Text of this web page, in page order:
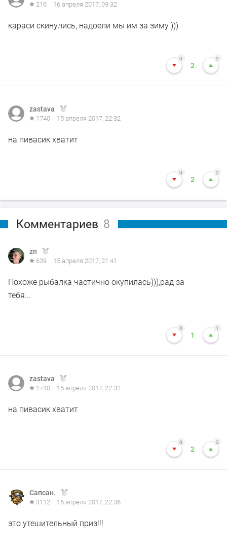
216 16 апреля 2017, 09:32
караси скинулись, надоели мы им за зиму )))
0
2
2
zastava
1740 15 апреля 2017, 22:32
на пивасик хватит
0
2
2
Комментариев 8
zn
639 15 апреля 2017, 21:41
Похоже рыбалка частично окупилась))),рад за
тебя...
0
1
1
zastava
1740 15 апреля 2017, 22:32
на пивасик хватит
0
2
2
Сапсан.
3112 15 апреля 2017, 22:36
это утешительный приз!!!